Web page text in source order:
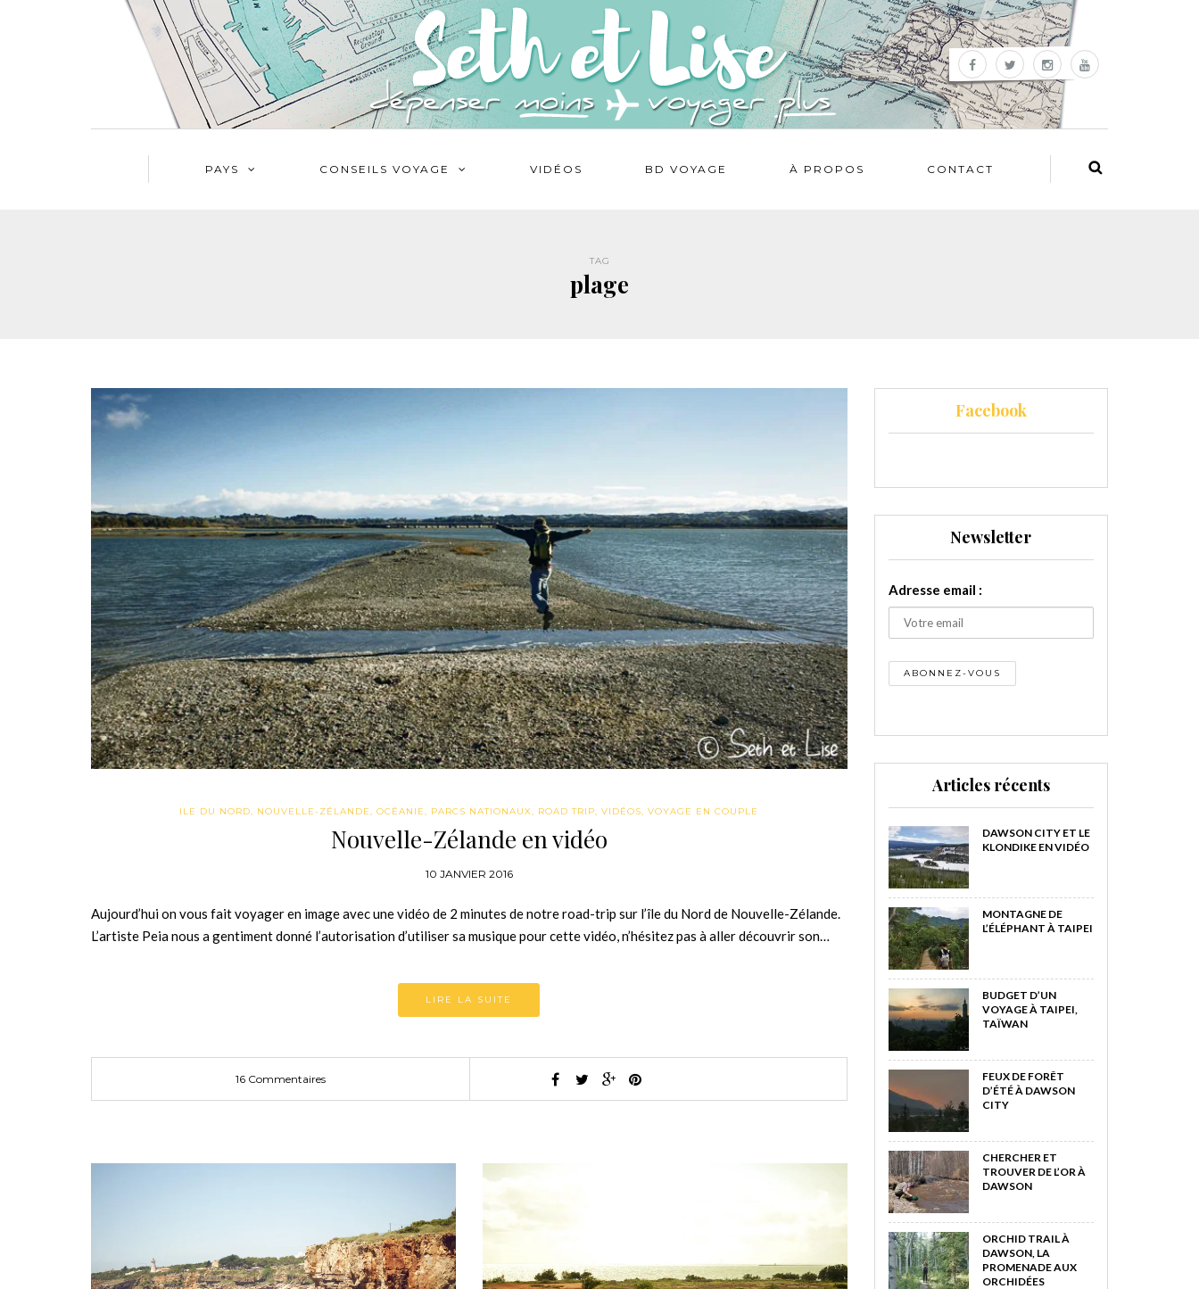
PAYS CONSEILS VOYAGE VIDÉOS BD VOYAGE À PROPOS CONTACT
TAG
plage
ILE DU NORD, NOUVELLE-ZÉLANDE,OCÉANIE, PARCS NATIONAUX, ROAD TRIP,VIDÉOS,VOYAGE EN COUPLE
Nouvelle-Zélande en vidéo
10 JANVIER 2016
Aujourd’hui on vous fait voyager en image avec une vidéo de 2 minutes de notre road-trip sur l’île du Nord de Nouvelle-Zélande.
L’artiste Peia nous a gentiment donné l’autorisation d’utiliser sa musique pour cette vidéo, n’hésitez pas à aller découvrir son…
LIRE LA SUITE
16 Commentaires
Facebook
Newsletter
Adresse email :
Articles récents
DAWSON CITY ET LE
KLONDIKE EN VIDÉO
MONTAGNE DE
L’ÉLÉPHANT À TAIPEI
BUDGET D’UN
VOYAGE À TAIPEI,
TAÏWAN
FEUX DE FORÊT
D’ÉTÉ À DAWSON
CITY
CHERCHER ET
TROUVER DE L’OR À
DAWSON
ORCHID TRAIL À
DAWSON, LA
PROMENADE AUX
ORCHIDÉES